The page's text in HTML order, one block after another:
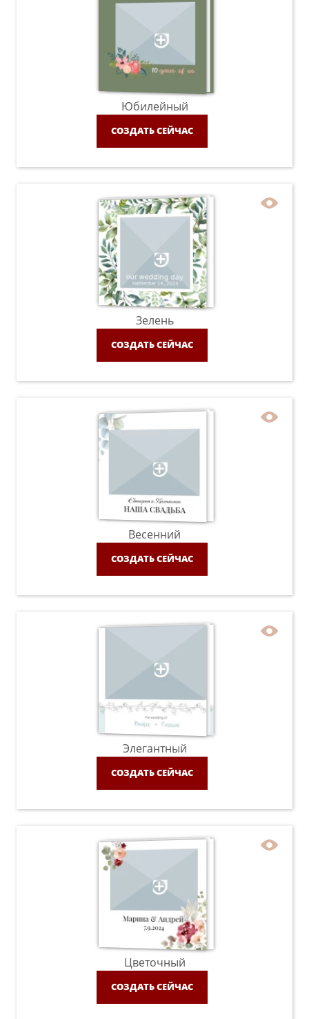
Юбилейный
СОЗДАТЬ СЕЙЧАС
Зелень
СОЗДАТЬ СЕЙЧАС
Весенний
СОЗДАТЬ СЕЙЧАС
Элегантный
СОЗДАТЬ СЕЙЧАС
Цветочный
СОЗДАТЬ СЕЙЧАС